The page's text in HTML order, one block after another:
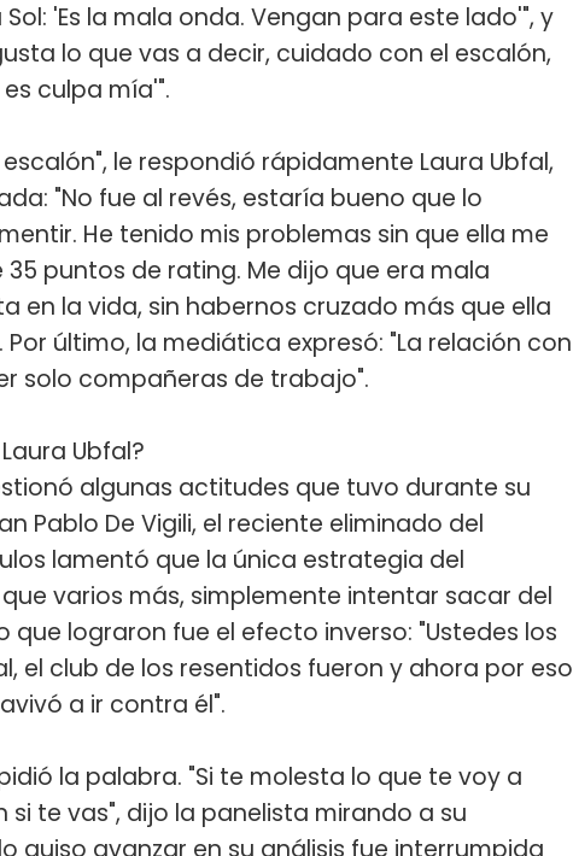
'Es la mala onda. Vengan para este lado'", y
lo que vas a decir, cuidado con el escalón,
culpa mía'".
le respondió rápidamente Laura Ubfal,
"No fue al revés, estaría bueno que lo
He tenido mis problemas sin que ella me
puntos de rating. Me dijo que era mala
en la vida, sin habernos cruzado más que ella
último, la mediática expresó: "La relación con
solo compañeras de trabajo".
Ubfal?
algunas actitudes que tuvo durante su
Pablo De Vigili, el reciente eliminado del
lamentó que la única estrategia del
varios más, simplemente intentar sacar del
que lograron fue el efecto inverso: "Ustedes los
el club de los resentidos fueron y ahora por eso
a ir contra él".
la palabra. "Si te molesta lo que te voy a
te vas", dijo la panelista mirando a su
quiso avanzar en su análisis fue interrumpida